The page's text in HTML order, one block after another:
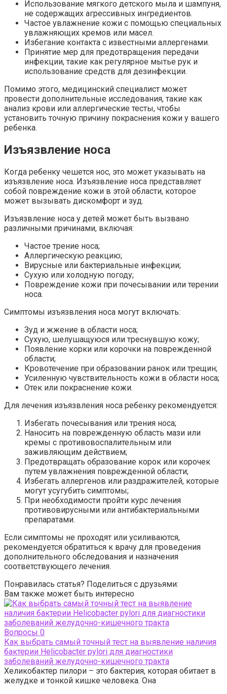
Использование мягкого детского мыла и шампуня,
не содержащих агрессивных ингредиентов.
Частое увлажнение кожи с помощью специальных
увлажняющих кремов или масел.
Избегание контакта с известными аллергенами.
Принятие мер для предотвращения передачи
инфекции, такие как регулярное мытье рук и
использование средств для дезинфекции.
Помимо этого, медицинский специалист может
провести дополнительные исследования, такие как
анализ крови или аллергические тесты, чтобы
установить точную причину покраснения кожи у вашего
ребенка.
Изъязвление носа
Когда ребенку чешется нос, это может указывать на
изъязвление носа. Изъязвление носа представляет
собой повреждение кожи в этой области, которое
может вызывать дискомфорт и зуд.
Изъязвление носа у детей может быть вызвано
различными причинами, включая:
Частое трение носа;
Аллергическую реакцию;
Вирусные или бактериальные инфекции;
Сухую или холодную погоду;
Повреждение кожи при почесывании или терении
носа.
Симптомы изъязвления носа могут включать:
Зуд и жжение в области носа;
Сухую, шелушащуюся или треснувшую кожу;
Появление корки или корочки на поврежденной
области;
Кровотечение при образовании ранок или трещин;
Усиленную чувствительность кожи в области носа;
Отек или покраснение кожи.
Для лечения изъязвления носа ребенку рекомендуется:
Избегать почесывания или трения носа;
Наносить на поврежденную область мази или
кремы с противовоспалительным или
заживляющим действием;
Предотвращать образование корок или корочек
путем увлажнения поврежденной области;
Избегать аллергенов или раздражителей, которые
могут усугубить симптомы;
При необходимости пройти курс лечения
противовирусными или антибактериальными
препаратами.
Если симптомы не проходят или усиливаются,
рекомендуется обратиться к врачу для проведения
дополнительного обследования и назначения
соответствующего лечения.
Понравилась статья? Поделиться с друзьями:
Вам также может быть интересно
Вопросы 0
Как выбрать самый точный тест на выявление наличия
бактерии Helicobacter pylori для диагностики
заболеваний желудочно-кишечного тракта
Хеликобактер пилори – это бактерия, которая обитает в
желудке и тонкой кишке человека. Она